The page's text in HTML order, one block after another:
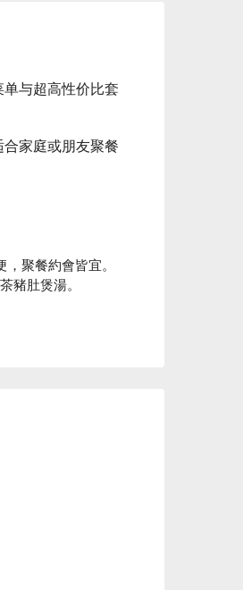
与超高性价比套
家庭或朋友聚餐
聚餐約會皆宜。
豬肚煲湯。